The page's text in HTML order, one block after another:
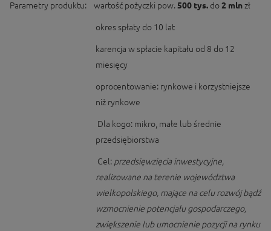
Parametry produktu: wartość pożyczki pow.500 tys. do2 mlnzł
okres spłaty do 10 lat
karencja w spłacie kapitału od 8 do 12
miesięcy
oprocentowanie: rynkowe i korzystniejsze
niż rynkowe
Dla kogo: mikro, małe lub średnie
przedsiębiorstwa
Cel: przedsięwzięcia inwestycyjne,
realizowane na terenie województwa
wielkopolskiego, mające na celu rozwój bądź
wzmocnienie potencjału gospodarczego,
zwiększenie lub umocnienie pozycji na rynku